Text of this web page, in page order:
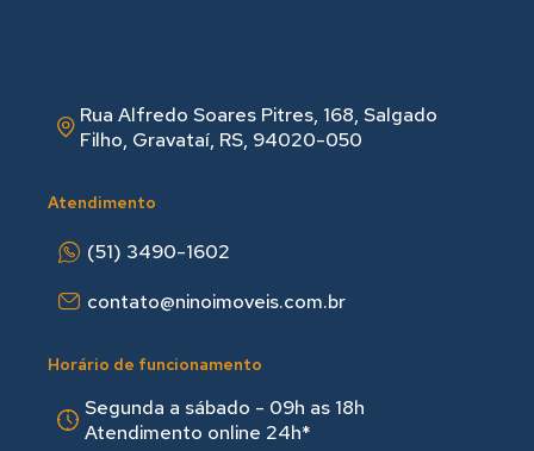
Rua Alfredo Soares Pitres, 168, Salgado
Filho, Gravataí, RS, 94020-050
Atendimento
(51) 3490-1602
contato@ninoimoveis.com.br
Horário de funcionamento
Segunda a sábado - 09h as 18hㅤㅤ
Atendimento online 24h*